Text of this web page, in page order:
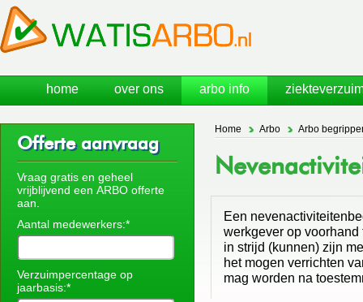
Home Arbo Arbo
Een
werkgever op
in strijd (kunnen) zijn
het mogen verrichten
mag worden na
Offerte aanvraag
Vraag gratis en geheel
vrijblijvend een ARBO offerte
aan.
Aantal medewerkers:*
Verzuimpercentage op
jaarbasis:*
home over ons arbo info